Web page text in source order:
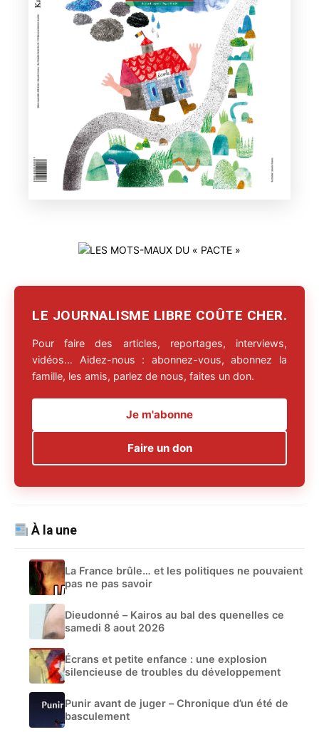
LE JOURNALISME LIBRE COÛTE CHER.
Pour faire des articles, reportages, interviews,
vidéos… Aidez-nous : abonnez-vous, abonnez la
famille, les amis, parlez de nous, faites un don.
Je m'abonne
Faire un don
À la une
La France brûle… et les politiques ne pouvaient
pas ne pas savoir
Dieudonné – Kairos au bal des quenelles ce
samedi 8 aout 2026
Écrans et petite enfance : une explosion
silencieuse de troubles du développement
Punir avant de juger – Chronique d’un été de
basculement